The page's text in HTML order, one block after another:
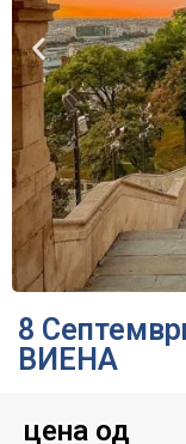
8
ВИЕНА
цена од